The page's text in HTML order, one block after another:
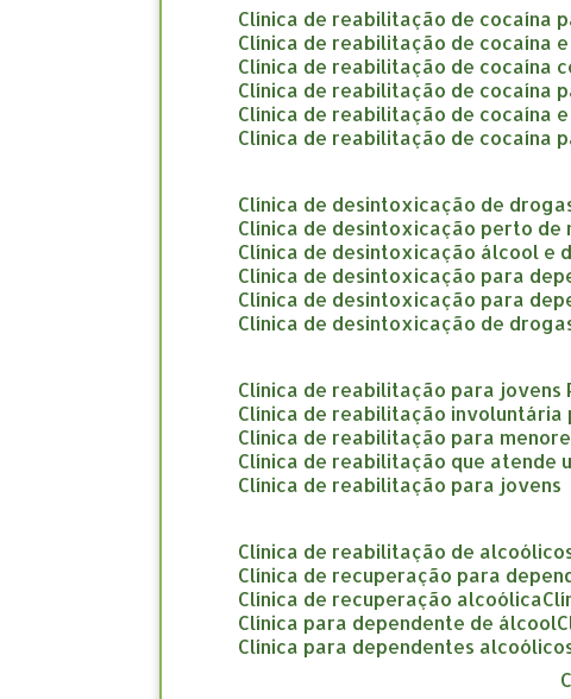
clínica de reabilitação de cocaína
clínica de reabilitação de cocaína
clínica de reabilitação de cocaína
clínica de reabilitação de cocaína
clínica de reabilitação de cocaína
clínica de reabilitação de cocaína
clínica de desintoxicação de
clínica de desintoxicação perto de
clínica de desintoxicação álcool e
clínica de desintoxicação para
clínica de desintoxicação para
clínica de desintoxicação de
clínica de reabilitação para jovens
clínica de reabilitação involuntária
clínica de reabilitação para
clínica de reabilitação que atende
clínica de reabilitação para jovens
clínica de reabilitação de
clínica de recuperação para
clínica de recuperação alcoólica
clínica para dependente de álcool
clínica para dependentes